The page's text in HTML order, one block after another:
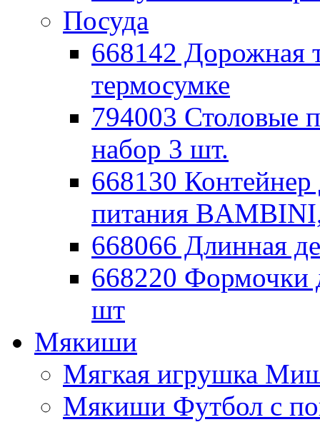
Посуда
668142 Дорожная
термосумке
794003 Столовые
набор 3 шт.
668130 Контейнер
питания
668066 Длинная
668220 Формочки
шт
Мякиши
Мягкая игрушка
Мякиши Футбол с